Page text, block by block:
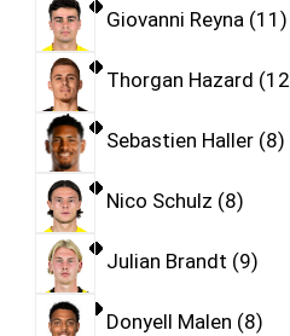
Giovanni Reyna 11
Thorgan Hazard 12
Sebastien Haller 8
Nico Schulz 8
Julian Brandt 9
Donyell Malen 8